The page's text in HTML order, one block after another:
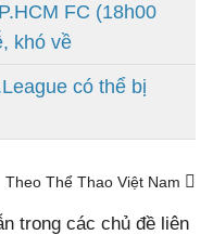
FC (18h00
khó về
có thể bị
Theo Thể Thao Việt Nam
trong các chủ đề liên